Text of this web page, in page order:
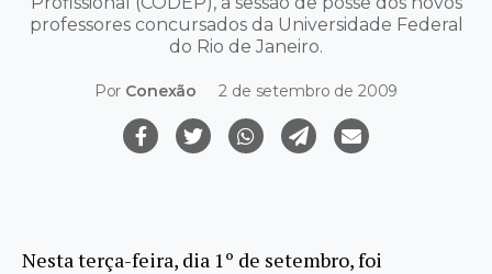
professores concursados da Universidade Federal
do Rio de Janeiro.
Por Conexão 2 de setembro de 2009
Nesta terça-feira, dia 1º de setembro, foi